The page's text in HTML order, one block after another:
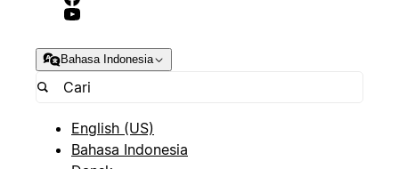
Bahasa Indonesia
English (US)
Bahasa Indonesia